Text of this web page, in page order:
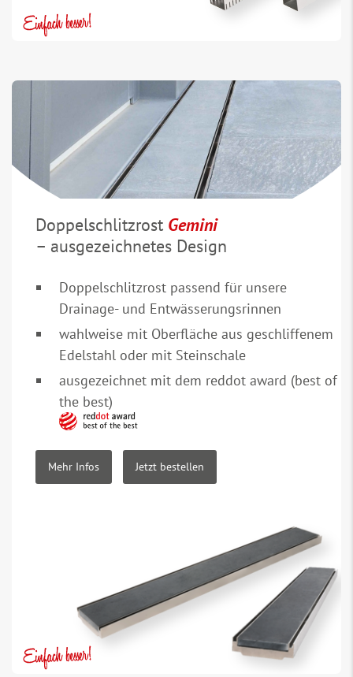
Doppelschlitzrost Gemini
– ausgezeichnetes Design
Doppelschlitzrost passend für unsere
Drainage- und Entwässerungsrinnen
wahlweise mit Oberfläche aus geschliffenem
Edelstahl oder mit Steinschale
ausgezeichnet mit dem reddot award (best of
the best)
Mehr Infos Jetzt bestellen